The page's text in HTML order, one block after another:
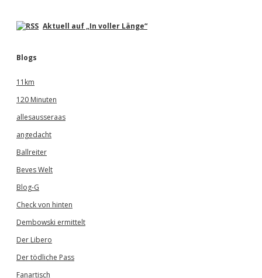
Aktuell auf „In voller Länge“
Blogs
11km
120 Minuten
allesausseraas
angedacht
Ballreiter
Beves Welt
Blog-G
Check von hinten
Dembowski ermittelt
Der Libero
Der tödliche Pass
Fanartisch